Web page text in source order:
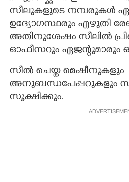
സീലുകളുടെ നമ്പരുകൾ
ഉദ്യോഗസ്ഥരും എഴുതി
അതിനുശേഷം സീലിൽ
ഓഫീസറും ഏജന്റുമാരും
സീൽ ചെയ്ത മെഷീനുകളും
അനുബന്ധപേപ്പറുകളും
സൂക്ഷിക്കും.